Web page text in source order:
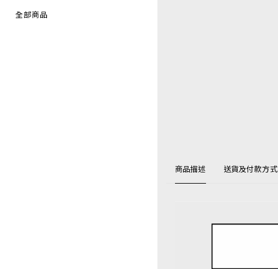
全部商品
商品描述 送貨及付款方式